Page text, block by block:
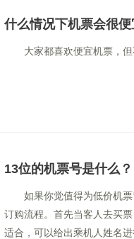
什么情况下机票会很便
大家都喜欢便宜机票，
13位的机票号是什么？
如果你觉值得为低价机
订购流程。首先当客人去买
适合，可以给出乘机人姓名